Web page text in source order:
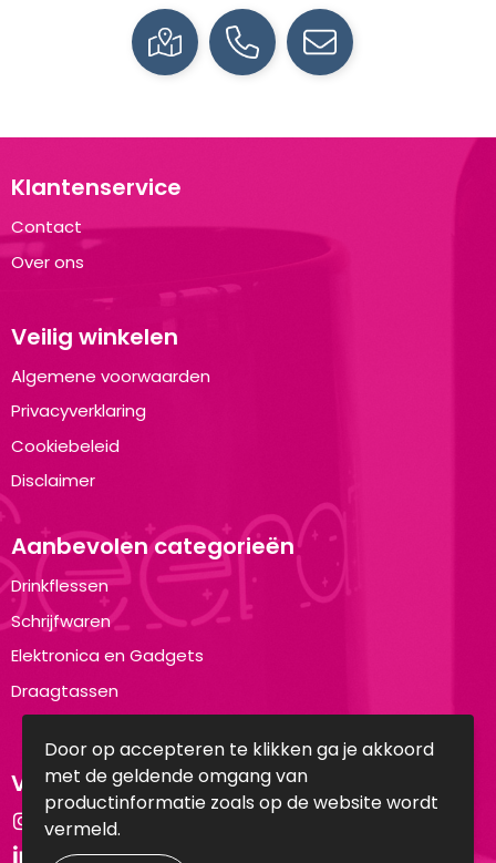
Klantenservice
Contact
Over ons
Veilig winkelen
Algemene voorwaarden
Privacyverklaring
Cookiebeleid
Disclaimer
Aanbevolen categorieën
Drinkflessen
Schrijfwaren
Elektronica en Gadgets
Draagtassen
Volg ons op:
Instagram
LinkedIn
Door op accepteren te klikken ga je akkoord
met de geldende omgang van
productinformatie zoals op de website wordt
vermeld.